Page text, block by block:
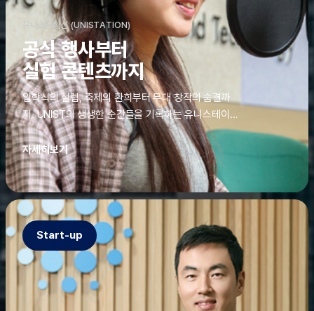
유니스테이션 (UNISTATION)
공식 행사부터
실험 콘텐츠까지
입학식의 설렘, 축제의 환희부터 무대 창작의 숨결까
지. UNIST의 생생한 순간들을 기록하는 유니스테이션
에는 청춘의 열정과 땀이 고스란히 쌓여 있었다. 그 기
록을 위해 편집실은 밤새 불을 밝히기도, 국원들은 소
파에 몸을 떨군 채 쪽잠을 자기도 한다. 이렇듯, 유니스
테이션의 성실한 기록이 있어, UNIST의 이야기는 오
늘도 새로운 빛으로 반짝일 수 있다.
자세히보기
Start-up